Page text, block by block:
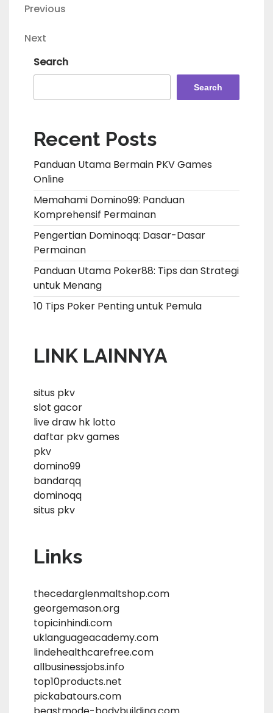
Post
navigation
Previous
Previous
Next
Next
Search
Search
Recent Posts
Panduan Utama Bermain PKV Games
Online
Memahami Domino99: Panduan
Komprehensif Permainan
Pengertian Dominoqq: Dasar-Dasar
Permainan
Panduan Utama Poker88: Tips dan Strategi
untuk Menang
10 Tips Poker Penting untuk Pemula
LINK LAINNYA
situs pkv
slot gacor
live draw hk lotto
daftar pkv games
pkv
domino99
bandarqq
dominoqq
situs pkv
Links
thecedarglenmaltshop.com
georgemason.org
topicinhindi.com
uklanguageacademy.com
lindehealthcarefree.com
allbusinessjobs.info
top10products.net
pickabatours.com